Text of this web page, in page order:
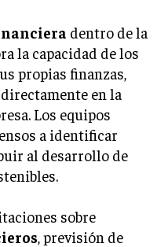
dentro de la
la capacidad de los
propias finanzas,
en la
Los equipos
a identificar
al desarrollo de
sobre
, previsión de